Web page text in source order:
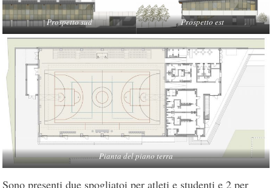
Prospetto sud Prospetto est
Pianta del piano terra
Sono presenti due spogliatoi per atleti e studenti e 2 per